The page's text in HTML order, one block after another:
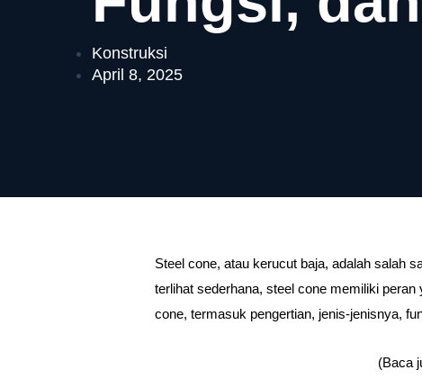
Konstruksi
April 8, 2025
Steel cone, atau kerucut baja, adalah salah
terlihat sederhana, steel cone memiliki
cone, termasuk pengertian, jenis-jenisnya,
(Baca